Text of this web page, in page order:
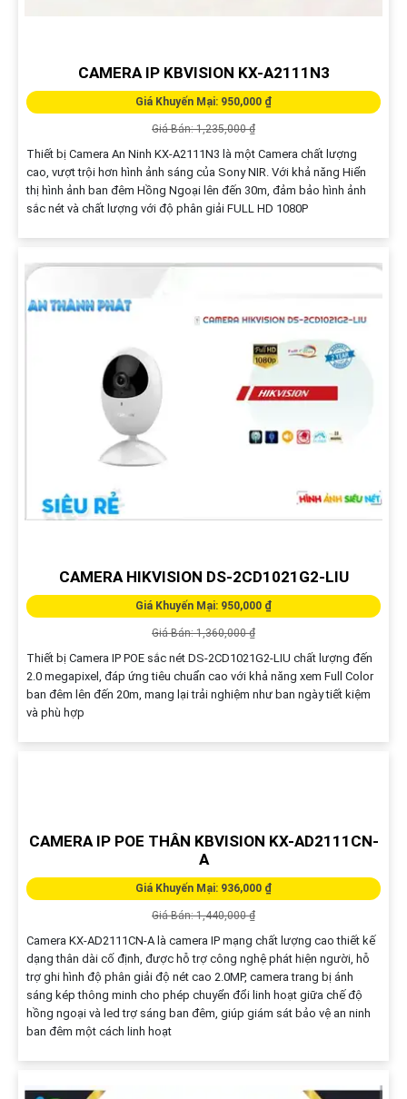
CAMERA IP KBVISION KX-A2111N3
Giá Khuyến Mại: 950,000 ₫
Giá Bán: 1,235,000 ₫
Thiết bị Camera An Ninh KX-A2111N3 là một Camera chất lượng
cao, vượt trội hơn hình ảnh sáng của Sony NIR. Với khả năng Hiển
thị hình ảnh ban đêm Hồng Ngoại lên đến 30m, đảm bảo hình ảnh
sắc nét và chất lượng với độ phân giải FULL HD 1080P
CAMERA HIKVISION DS-2CD1021G2-LIU
Giá Khuyến Mại: 950,000 ₫
Giá Bán: 1,360,000 ₫
Thiết bị Camera IP POE sắc nét DS-2CD1021G2-LIU chất lượng đến
2.0 megapixel, đáp ứng tiêu chuẩn cao với khả năng xem Full Color
ban đêm lên đến 20m, mang lại trải nghiệm như ban ngày tiết kiệm
và phù hợp
CAMERA IP POE THÂN KBVISION KX-AD2111CN-